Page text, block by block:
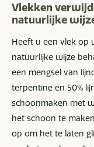
Vlekken
natuurlijke
Heeft u een vlek op
natuurlijke wijze
een mengsel van
terpentine en 50%
schoonmaken met
het schoon te
op om het te laten